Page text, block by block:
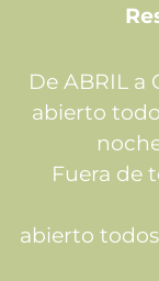
De ABRIL a
abierto
Fuera de
abierto